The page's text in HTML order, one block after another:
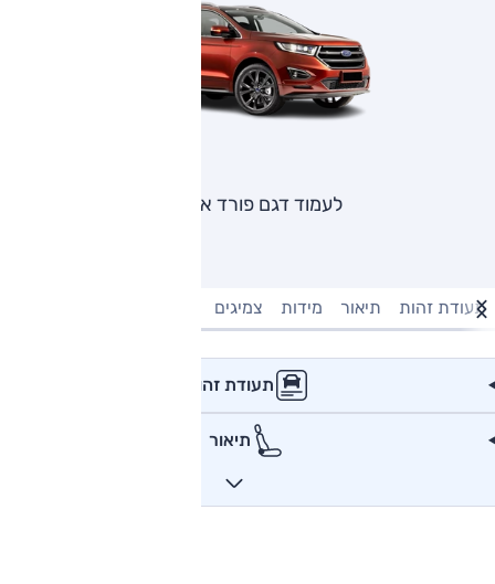
לעמוד דגם פורד אדג'
תעודת זהות תיאור מידות צמיגים
תעודת זהות
תיאור